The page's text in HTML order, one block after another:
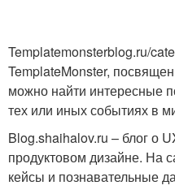
Templatemonsterblog.ru/
TemplateMonster,
можно найти интересные
тех или иных событиях в
Blog.shaihalov.ru – блог о
продуктовом дизайне. На
кейсы и познавательные